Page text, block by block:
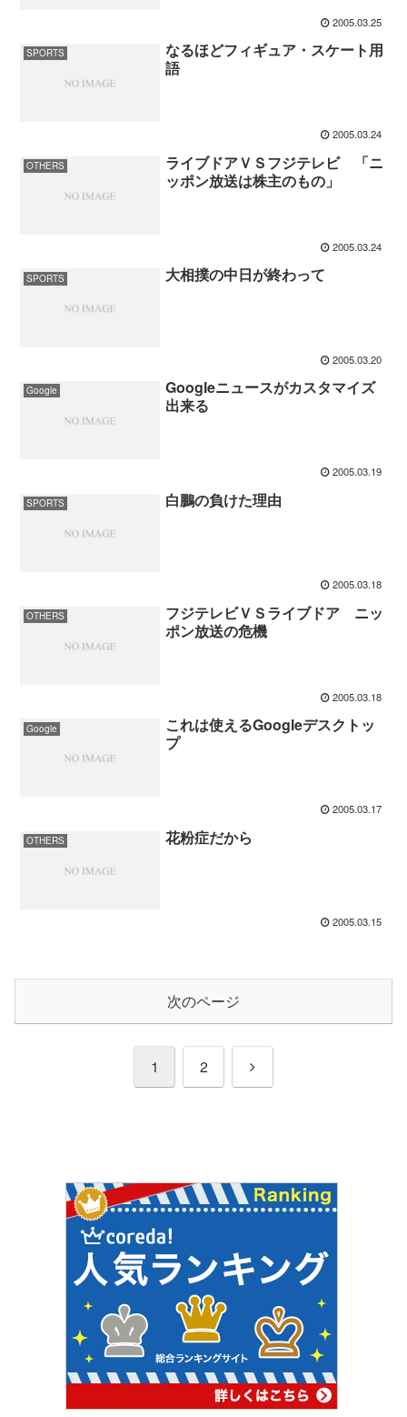
2005.03.25
SPORTS
なるほどフィギュア・スケート用
語
2005.03.24
OTHERS
ライブドアＶＳフジテレビ 「ニ
ッポン放送は株主のもの」
2005.03.24
SPORTS 大相撲の中日が終わって
2005.03.20
Google
Googleニュースがカスタマイズ
出来る
2005.03.19
SPORTS 白鵬の負けた理由
2005.03.18
OTHERS
フジテレビＶＳライブドア ニッ
ポン放送の危機
2005.03.18
Google
これは使えるGoogleデスクトッ
プ
2005.03.17
OTHERS 花粉症だから
2005.03.15
次のページ
1 2
次